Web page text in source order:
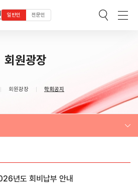
일반인 전문인
회원광장
회원광장 학회공지
년도 회비납부 안내